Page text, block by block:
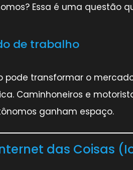
Essa é uma questão
de trabalho
pode transformar o
Caminhoneiros e
ganham espaço.
das Coisas